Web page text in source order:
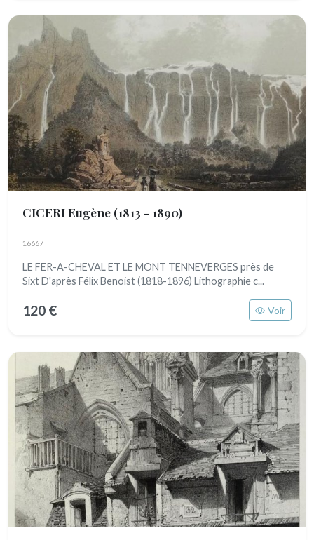
CICERI Eugène (1813 - 1890)
16667
LE FER-A-CHEVAL ET LE MONT TENNEVERGES près de
Sixt D'après Félix Benoist (1818-1896) Lithographie c...
120 € Voir